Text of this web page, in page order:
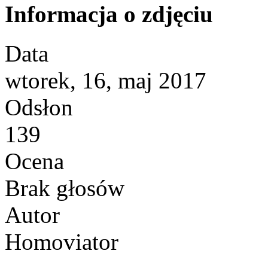
Informacja o zdjęciu
Data
wtorek, 16, maj 2017
Odsłon
139
Ocena
Brak głosów
Autor
Homoviator